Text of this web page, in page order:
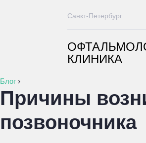
КЛИНИКА
Санкт-Петербург
Блог ›
Причины
позвоночника